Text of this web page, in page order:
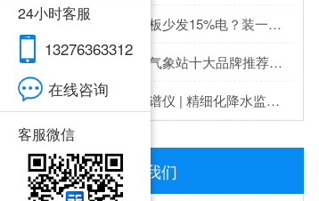
灰尘遮板少发15%电？装一台光伏灰尘检测仪，提升发电效率，清洗成本省20%
超声波气象站十大品牌推荐榜单（2026高精度气象监测TOP10）
雨雾滴谱仪 | 精细化降水监测专业设备推荐
联系我们
24小时客服
13276363312
在线咨询
客服微信